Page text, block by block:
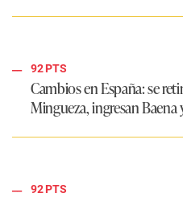
92 PTS
Cambios en España: se
Mingueza, ingresan Baena
92 PTS